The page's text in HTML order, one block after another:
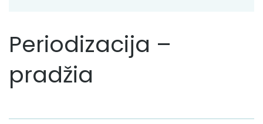
Periodizacija –
pradžia